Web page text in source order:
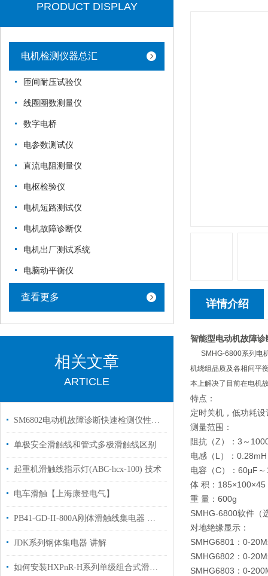
PRODUCT DISPLAY
电机检测仪器总汇
匝间耐压试验仪
线圈圈数测量仪
数字电桥
电参数测试仪
直流电阻测量仪
电枢检验仪
电机短路测试仪
电机故障诊断仪
电机出厂测试系统
电脑动平衡仪
查看更多
相关文章
ARTICLE
SM6802电动机故障诊断快速检测仪性能特点
单极安全滑触线和管式多极滑触线区别
起重机滑触线指示灯(ABC-hcx-100) 技术
电车滑触【上海康登电气】
PB41-GD-II-800A刚体滑触线集电器 技术参数
JDK系列钢体集电器 讲解
如何安装HXPnR-H系列单级组合式滑触线
详情介绍
智能型电动机故障诊
SMHG-6800系列电机
机绕组品质及各相间平
本上解决了目前在电机
特点：
定时关机，低功耗
测量范围：
阻抗（Z）：3～
电感（L）：
电容（C）：60μF
体 积：185×100×45
重 量：600g
SMHG-6800软件（
对地绝缘显示：
SMHG6801：0-
SMHG6802：0-
SMHG6803：0-